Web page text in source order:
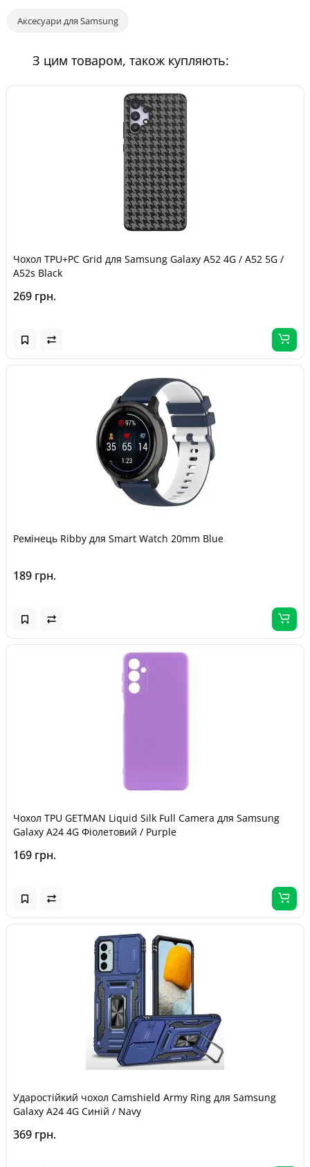
Аксесуари для Samsung
З цим товаром, також купляють:
Чохол TPU+PC Grid для Samsung Galaxy A52 4G / A52 5G /
A52s Black
269 грн.
Ремінець Ribby для Smart Watch 20mm Blue
189 грн.
Чохол TPU GETMAN Liquid Silk Full Camera для Samsung
Galaxy A24 4G Фіолетовий / Purple
169 грн.
Ударостійкий чохол Camshield Army Ring для Samsung
Galaxy A24 4G Синій / Navy
369 грн.